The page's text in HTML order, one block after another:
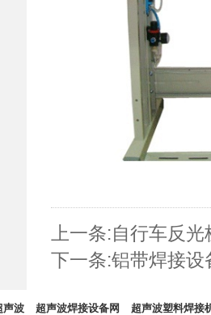
上一条:自行车反
下一条:铝带焊接设
声波 超声波焊接设备网 超声波塑料焊接